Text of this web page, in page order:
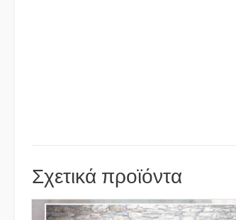
Σχετικά προϊόντα